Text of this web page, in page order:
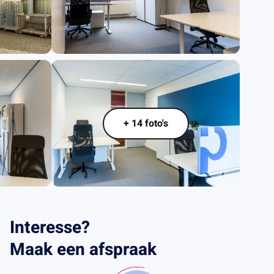
+ 14 foto's
Interesse?
Maak een afspraak